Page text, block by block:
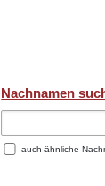
Nachnamen
auch ähnliche